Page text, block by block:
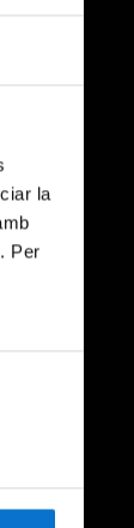
la
Per